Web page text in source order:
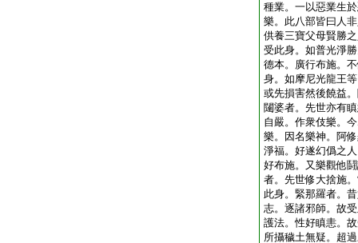
種業。一以惡業生
樂。此八部皆曰人
供養三寶父母賢勝
受此身。如普光淨
德本。廣行布施。
身。如摩尼光龍王
或先損害然後饒益
闥婆者。先世亦有
自嚴。作衆伎樂。
樂。因名樂神。阿
淨福。好遂幻僞之
好布施。又樂觀他
者。先世修大捨施
此身。緊那羅者。
志。逐諸邪師。故
護法。性好瞋恚。
所攝穢土無疑。超